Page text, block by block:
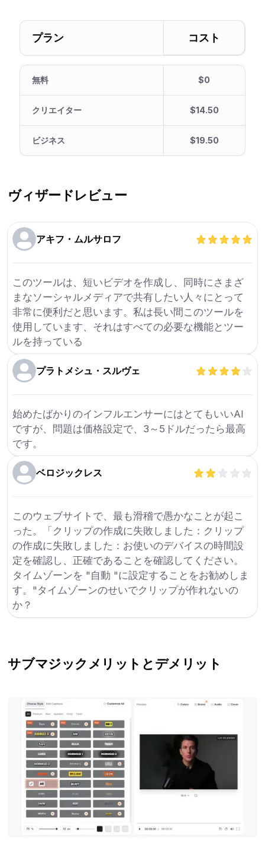
プラン コスト
無料 $0
クリエイター $14.50
ビジネス $19.50
ヴィザードレビュー
アキフ・ムルサロフ
このツールは、短いビデオを作成し、同時にさまざ
まなソーシャルメディアで共有したい人々にとって
非常に便利だと思います。私は長い間このツールを
使用しています、それはすべての必要な機能とツー
ルを持っている
プラトメシュ・スルヴェ
始めたばかりのインフルエンサーにはとてもいいAI
ですが、問題は価格設定で、3～5ドルだったら最高
です。
ベロジックレス
このウェブサイトで、最も滑稽で愚かなことが起こ
った。「クリップの作成に失敗しました：クリップ
の作成に失敗しました：お使いのデバイスの時間設
定を確認し、正確であることを確認してください。
タイムゾーンを "自動 "に設定することをお勧めしま
す。"タイムゾーンのせいでクリップが作れないの
か？
サブマジック メリットとデメリット